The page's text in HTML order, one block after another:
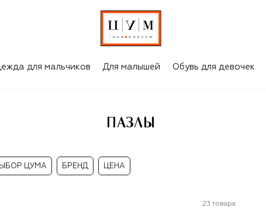
для мальчиков Для малышей Обувь для девочек
ПАЗЛЫ
ЦУМА БРЕНД ЦЕНА
23 товара